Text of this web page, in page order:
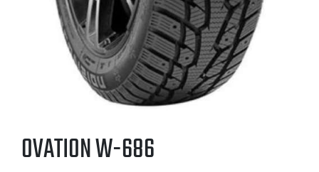
OVATION W-686